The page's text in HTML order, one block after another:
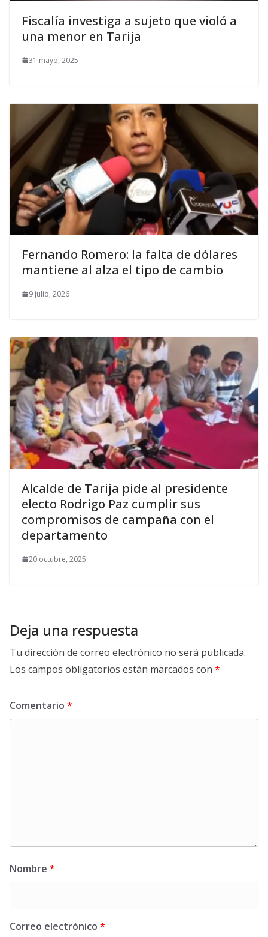
Fiscalía investiga a sujeto que violó a
una menor en Tarija
31 mayo, 2025
Fernando Romero: la falta de dólares
mantiene al alza el tipo de cambio
9 julio, 2026
Alcalde de Tarija pide al presidente
electo Rodrigo Paz cumplir sus
compromisos de campaña con el
departamento
20 octubre, 2025
Deja una respuesta
Tu dirección de correo electrónico no será publicada.
Los campos obligatorios están marcados con *
Comentario *
Nombre *
Correo electrónico *